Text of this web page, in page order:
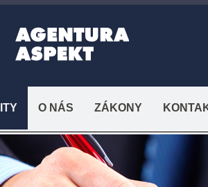
O NÁS ZÁKONY